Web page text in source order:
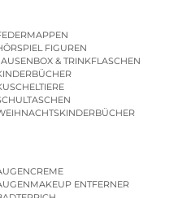
FIGUREN
& TRINKFLASCHEN
ENTFERNER